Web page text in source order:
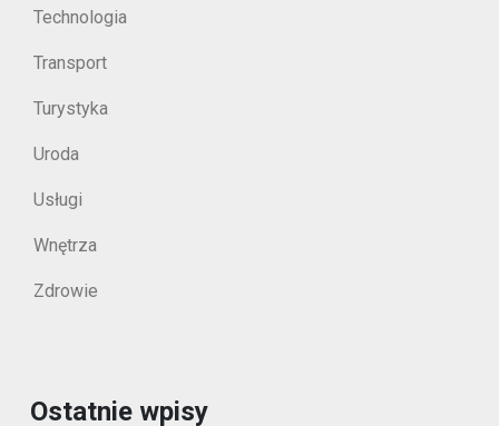
Technologia
Transport
Turystyka
Uroda
Usługi
Wnętrza
Zdrowie
Ostatnie wpisy